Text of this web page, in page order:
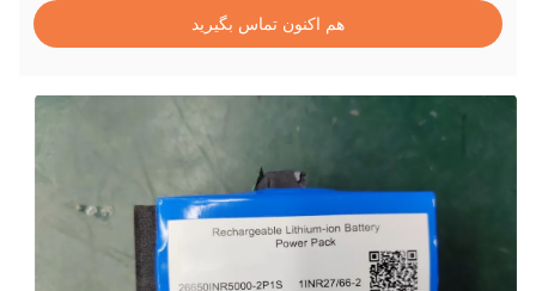
هم اکنون تماس بگیرید